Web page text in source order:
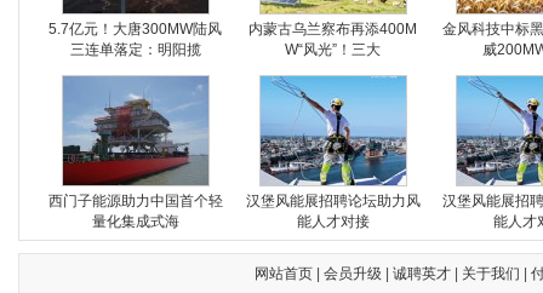
5.7亿元！大唐300MW陆风
三连单落定：明阳揽
内蒙古乌兰察布再添400M
W“风光”！三大
金风科技中标
威
西门子能源助力中国首个轻
量化集成式海
汉堡风能展招聘论坛助力风
能人才对接
汉堡风能展招
能人才
网站首页| 会员升级 诚聘英才| 关于我们